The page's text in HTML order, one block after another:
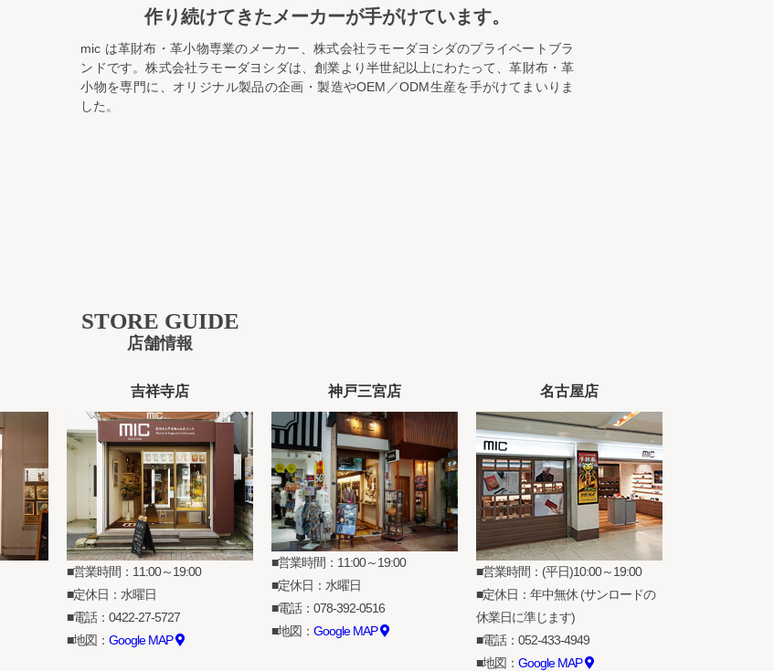
作り続けてきたメーカーが手がけています。
mic は革財布・革小物専業のメーカー、株式会社ラモーダヨシダのプライベートブラ
ンドです。株式会社ラモーダヨシダは、創業より半世紀以上にわたって、革財布・革
小物を専門に、オリジナル製品の企画・製造やOEM／ODM生産を手がけてまいりま
した。
STORE GUIDE
店舗情報
吉祥寺店
営業時間：11:00～19:00
定休日：水曜日
電話： 0422-27-5727
地図： Google MAP
神戸三宮店
営業時間：11:00～19:00
定休日：水曜日
電話： 078-392-0516
地図： Google MAP
名古屋店
営業時間：(平日)10:00～19:00
定休日：年中無休 (サンロードの
休業日に準じます)
電話： 052-433-4949
地図： Google MAP